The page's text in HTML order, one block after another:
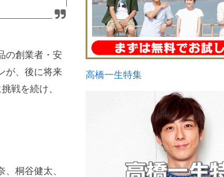
の創業者・安
が、後に将来
戦を続け、
桐谷健太、
高橋一生特集